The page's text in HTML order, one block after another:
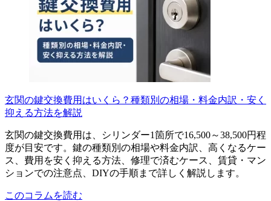
玄関の鍵交換費用はいくら？種類別の相場・料金内訳・安く
抑える方法を解説
玄関の鍵交換費用は、シリンダー1箇所で16,500～38,500円程
度が目安です。鍵の種類別の相場や料金内訳、高くなるケー
ス、費用を安く抑える方法、修理で済むケース、賃貸・マン
ションでの注意点、DIYの手順まで詳しく解説します。
このコラムを読む